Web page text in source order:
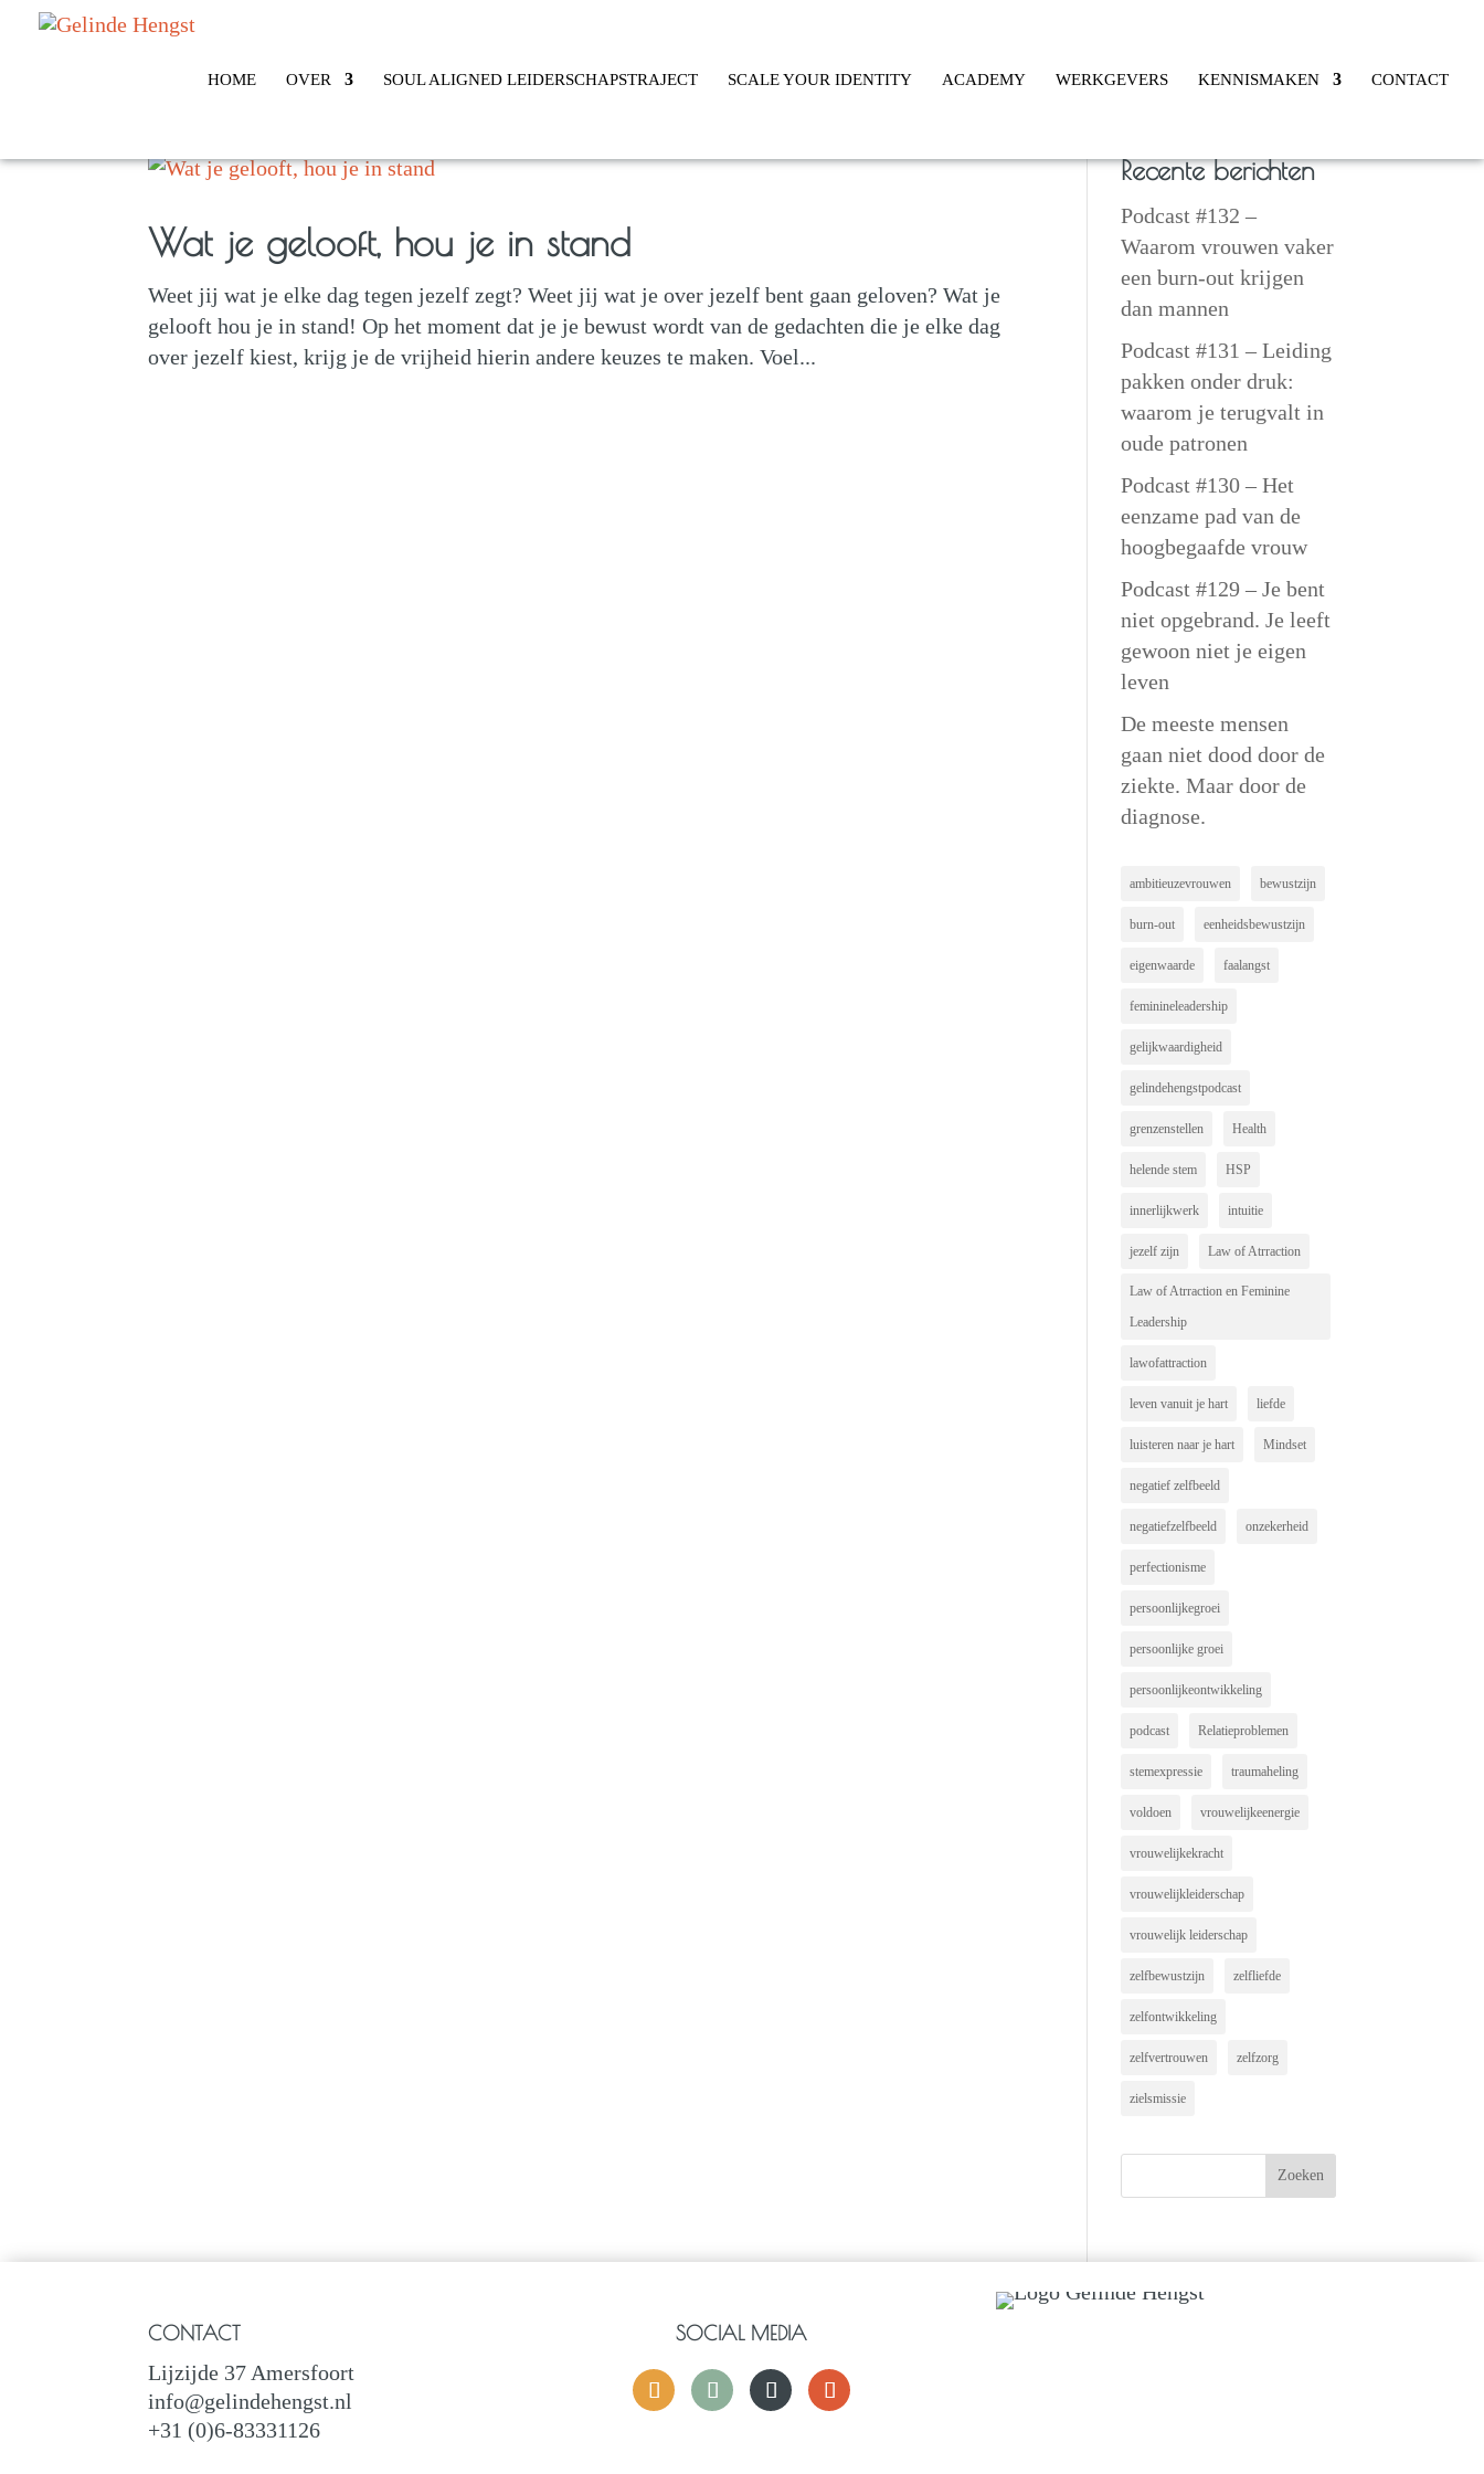
HOME OVER SOUL ALIGNED LEIDERSCHAPSTRAJECT SCALE YOUR IDENTITY ACADEMY WERKGEVERS KENNISMAKEN CONTACT
Wat je gelooft, hou je in stand
Weet jij wat je elke dag tegen jezelf zegt? Weet jij wat je over jezelf bent gaan geloven? Wat je
gelooft hou je in stand! Op het moment dat je je bewust wordt van de gedachten die je elke dag
over jezelf kiest, krijg je de vrijheid hierin andere keuzes te maken. Voel...
Recente berichten
Podcast #132 –
Waarom vrouwen vaker
een burn-out krijgen
dan mannen
Podcast #131 – Leiding
pakken onder druk:
waarom je terugvalt in
oude patronen
Podcast #130 – Het
eenzame pad van de
hoogbegaafde vrouw
Podcast #129 – Je bent
niet opgebrand. Je leeft
gewoon niet je eigen
leven
De meeste mensen
gaan niet dood door de
ziekte. Maar door de
diagnose.
ambitieuzevrouwen bewustzijn
burn-out eenheidsbewustzijn
eigenwaarde faalangst
feminineleadership
gelijkwaardigheid
gelindehengstpodcast
grenzenstellen Health
helende stem HSP
innerlijkwerk intuitie
jezelf zijn Law of Atrraction
Law of Atrraction en Feminine
Leadership
lawofattraction
leven vanuit je hart liefde
luisteren naar je hart Mindset
negatief zelfbeeld
negatiefzelfbeeld onzekerheid
perfectionisme
persoonlijkegroei
persoonlijke groei
persoonlijkeontwikkeling
podcast Relatieproblemen
stemexpressie traumaheling
voldoen vrouwelijkeenergie
vrouwelijkekracht
vrouwelijkleiderschap
vrouwelijk leiderschap
zelfbewustzijn zelfliefde
zelfontwikkeling
zelfvertrouwen zelfzorg
zielsmissie
CONTACT
Lijzijde 37 Amersfoort
info@gelindehengst.nl
+31 (0)6-83331126
SOCIAL MEDIA